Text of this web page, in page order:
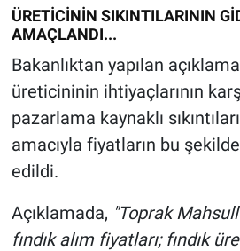
ÜRETİCİNİN SIKINTILARININ
AMAÇLANDI...
Bakanlıktan yapılan
üreticininin ihtiyaçlarının
pazarlama kaynaklı
amacıyla fiyatların bu
edildi.
Açıklamada, "Toprak
fındık alım fiyatları; fındık